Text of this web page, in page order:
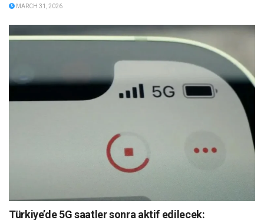
MARCH 31, 2026
Türkiye’de 5G saatler sonra aktif edilecek: